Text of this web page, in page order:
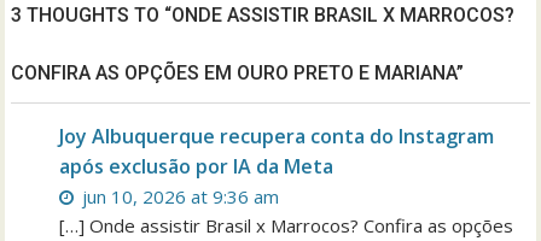
3 THOUGHTS TO “ONDE ASSISTIR BRASIL X MARROCOS?
CONFIRA AS OPÇÕES EM OURO PRETO E MARIANA”
Joy Albuquerque recupera conta do Instagram
após exclusão por IA da Meta
jun 10, 2026 at 9:36 am
[…] Onde assistir Brasil x Marrocos? Confira as opções